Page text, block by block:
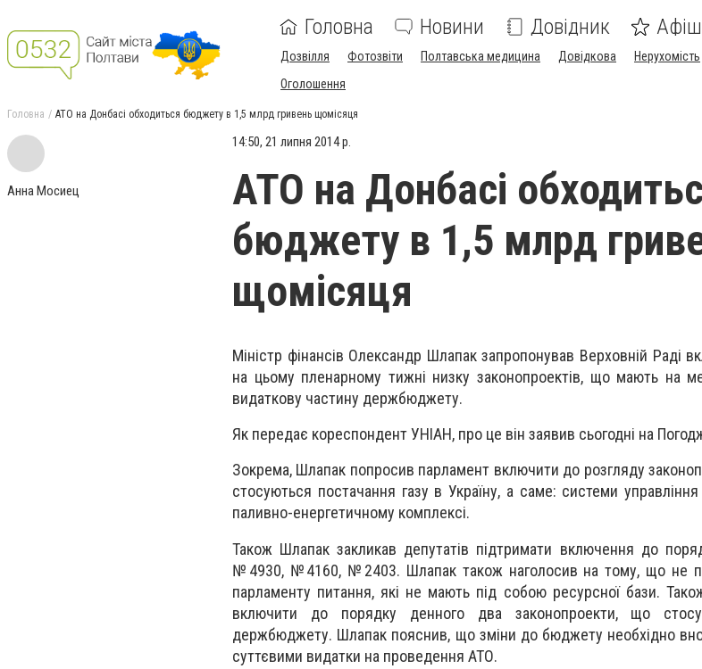
Головна Новини Довідник
Дозвілля Фотозвіти Полтавська медицина Довідкова Нерухомість
Оголошення
Головна АТО на Донбасі обходиться бюджету в 1,5 млрд гривень щомісяця
Анна Мосиец
14:50, 21 липня 2014 р.
АТО на Донбасі
бюджету в 1,5 млрд
щомісяця
Міністр фінансів Олександр Шлапак запропонував Верховній Раді
на цьому пленарному тижні низку законопроектів, що мають на
видаткову частину держбюджету.
Як передає кореспондент УНІАН, про це він заявив сьогодні на
Зокрема, Шлапак попросив парламент включити до розгляду
стосуються постачання газу в Україну, а саме: системи
паливно-енергетичному комплексі.
Також Шлапак закликав депутатів підтримати включення до
№4930, №4160, №2403. Шлапак також наголосив на тому, що не
парламенту питання, які не мають під собою ресурсної бази.
включити до порядку денного два законопроекти, що
держбюджету. Шлапак пояснив, що зміни до бюджету необхідно
суттєвими видатки на проведення АТО.